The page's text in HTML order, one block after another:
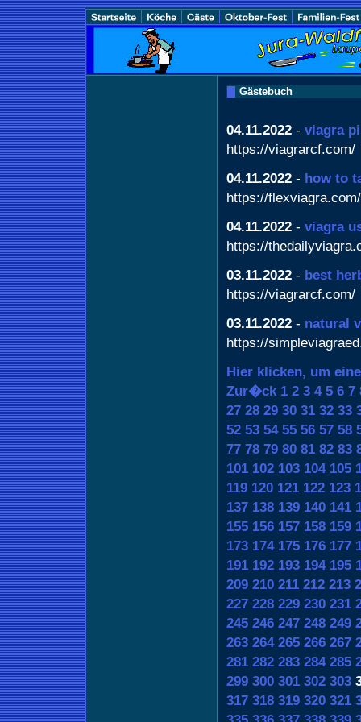
Gästebuch
04.11.2022 - viagra
https://viagrarcf.com/
04.11.2022 - how to
https://flexviagra.com/
04.11.2022 - viagra
https://
03.11.2022 - best
https://viagrarcf.com/
03.11.2022 - natural
https://
Hier klicken, um
Zur�ck 1 2 3 4 5 6 7
27 28 29 30 31 32 33
52 53 54 55 56 57 58
77 78 79 80 81 82 83
101 102 103 104 105
119 120 121 122 123
137 138 139 140 141
155 156 157 158 159
173 174 175 176 177
191 192 193 194 195
209 210 211 212 213
227 228 229 230 231
245 246 247 248 249
263 264 265 266 267
281 282 283 284 285
299 300 301 302 303
317 318 319 320 321